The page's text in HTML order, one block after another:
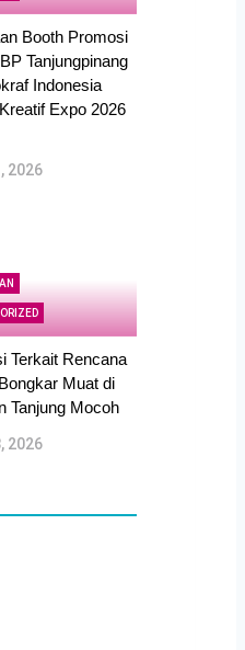
Booth Promosi
Tanjungpinang
Indonesia
Expo 2026
2026
Terkait Rencana
Muat di
Tanjung Mocoh
2026